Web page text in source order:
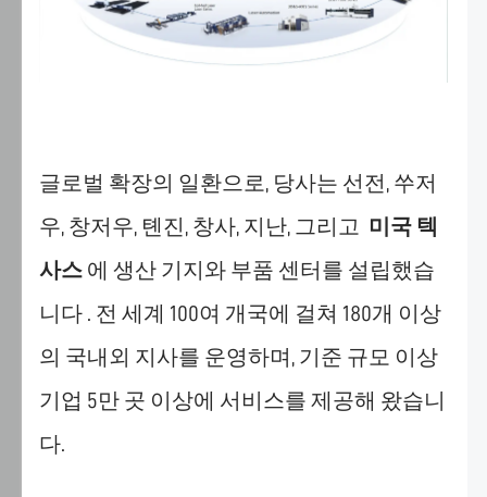
글로벌 확장의 일환으로, 당사는 선전, 쑤저
우, 창저우, 톈진, 창사, 지난, 그리고
미국 텍
사스에 생산 기지와 부품 센터를 설립했습
니다 . 전 세계 100여 개국에 걸쳐 180개 이상
의 국내외 지사를 운영하며, 기준 규모 이상
기업 5만 곳 이상에 서비스를 제공해 왔습니
다.
클
릭
하
면
및
하
페
이
지